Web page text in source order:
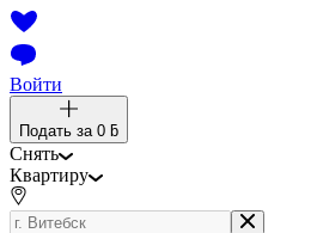
Войти
Подать за 0 ƃ
Снять
Квартиру